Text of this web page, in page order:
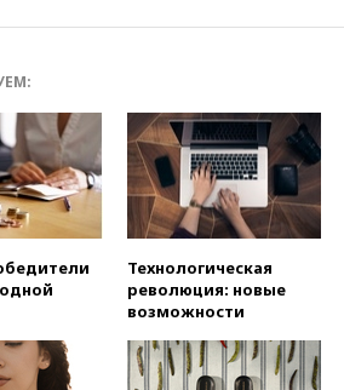
Технологическая
революция: новые
возможности